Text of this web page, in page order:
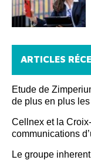
ARTICLES
Etude de
de plus en plus
Cellnex et la
communications
Le groupe